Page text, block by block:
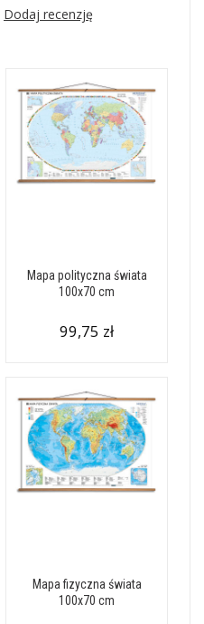
Dodaj recenzję
Mapa polityczna świata
100x70 cm
99,75 zł
Mapa fizyczna świata
100x70 cm